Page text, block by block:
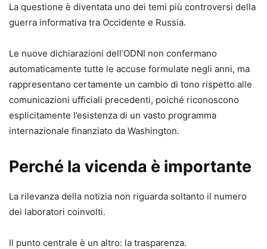
La questione è diventata uno dei temi più controversi della
guerra informativa tra Occidente e Russia.
Le nuove dichiarazioni dell’ODNI non confermano
automaticamente tutte le accuse formulate negli anni, ma
rappresentano certamente un cambio di tono rispetto alle
comunicazioni ufficiali precedenti, poiché riconoscono
esplicitamente l’esistenza di un vasto programma
internazionale finanziato da Washington.
Perché la vicenda è importante
La rilevanza della notizia non riguarda soltanto il numero
dei laboratori coinvolti.
Il punto centrale è un altro: la trasparenza.